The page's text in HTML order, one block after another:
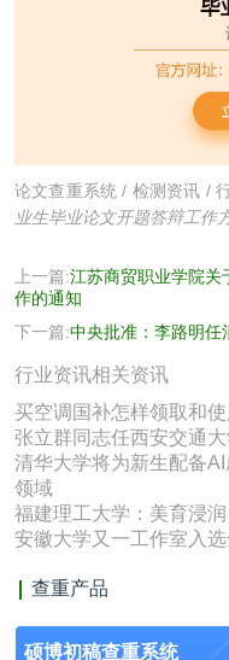
论文查重系统 / 检测资讯 /
业生毕业论文开题答辩工作
上一篇:江苏商贸职业学院关
作的通知
下一篇:中央批准：李路明任
行业资讯相关资讯
买空调国补怎样领取和使
张立群同志任西安交通
清华大学将为新生配备
领域
福建理工大学：美育浸
安徽大学又一工作室入
查重产品
硕博初稿查重系统